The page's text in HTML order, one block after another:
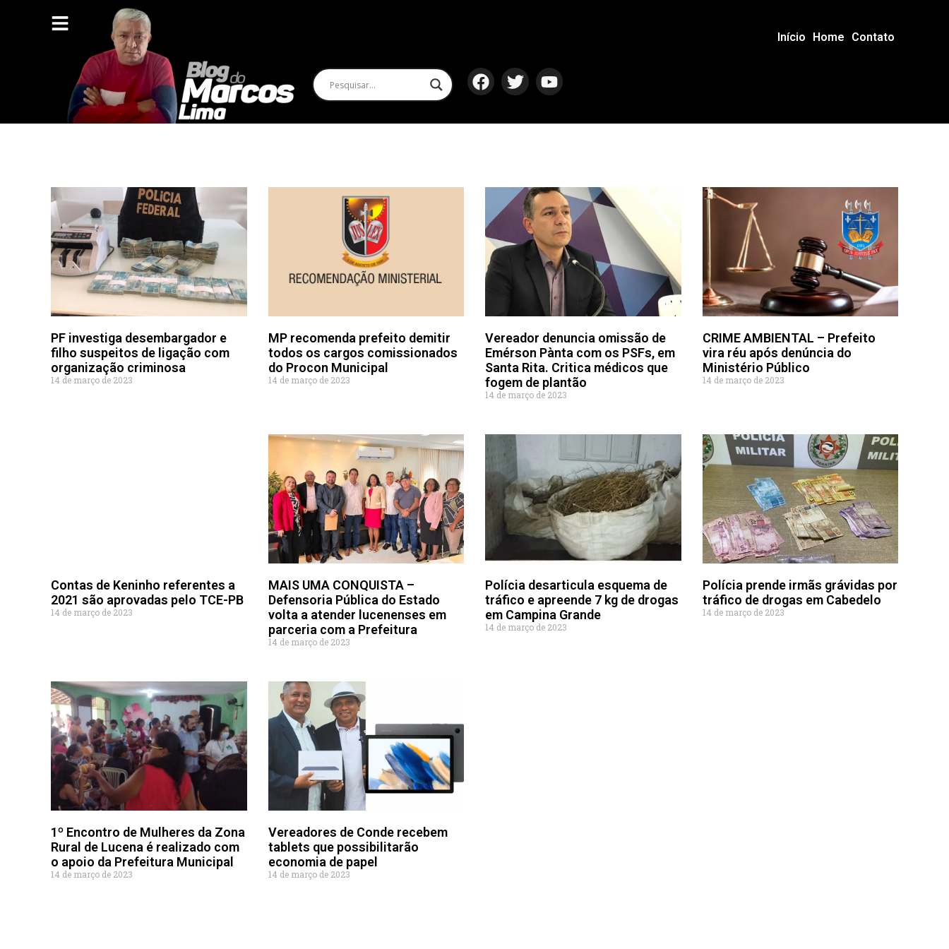
Início Home Contato
PF investiga desembargador e
filho suspeitos de ligação com
organização criminosa
14 de março de 2023
MP recomenda prefeito demitir
todos os cargos comissionados
do Procon Municipal
14 de março de 2023
Vereador denuncia omissão de
Emérson Pànta com os PSFs, em
Santa Rita. Critica médicos que
fogem de plantão
14 de março de 2023
CRIME AMBIENTAL – Prefeito
vira réu após denúncia do
Ministério Público
14 de março de 2023
Contas de Keninho referentes a
2021 são aprovadas pelo TCE-PB
14 de março de 2023
MAIS UMA CONQUISTA –
Defensoria Pública do Estado
volta a atender lucenenses em
parceria com a Prefeitura
14 de março de 2023
Polícia desarticula esquema de
tráfico e apreende 7 kg de drogas
em Campina Grande
14 de março de 2023
Polícia prende irmãs grávidas por
tráfico de drogas em Cabedelo
14 de março de 2023
1º Encontro de Mulheres da Zona
Rural de Lucena é realizado com
o apoio da Prefeitura Municipal
14 de março de 2023
Vereadores de Conde recebem
tablets que possibilitarão
economia de papel
14 de março de 2023